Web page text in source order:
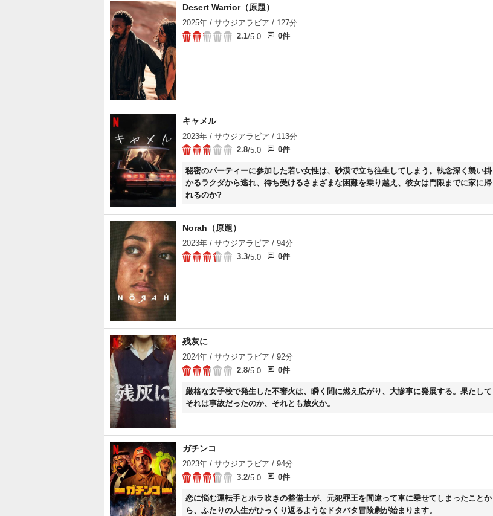
Desert Warrior（原題）
2025年 / サウジアラビア / 127分
2.1/5.0 0件
キャメル
2023年 / サウジアラビア / 113分
2.8/5.0 0件
秘密のパーティーに参加した若い女性は、砂漠で立ち往生してしまう。執念深く襲い掛
かるラクダから逃れ、待ち受けるさまざまな困難を乗り越え、彼女は門限までに家に帰
れるのか?
Norah（原題）
2023年 / サウジアラビア / 94分
3.3/5.0 0件
残灰に
2024年 / サウジアラビア / 92分
2.8/5.0 0件
厳格な女子校で発生した不審火は、瞬く間に燃え広がり、大惨事に発展する。果たして
それは事故だったのか、それとも放火か。
ガチンコ
2023年 / サウジアラビア / 94分
3.2/5.0 0件
恋に悩む運転手とホラ吹きの整備士が、元犯罪王を間違って車に乗せてしまったことか
ら、ふたりの人生がひっくり返るようなドタバタ冒険劇が始まります。